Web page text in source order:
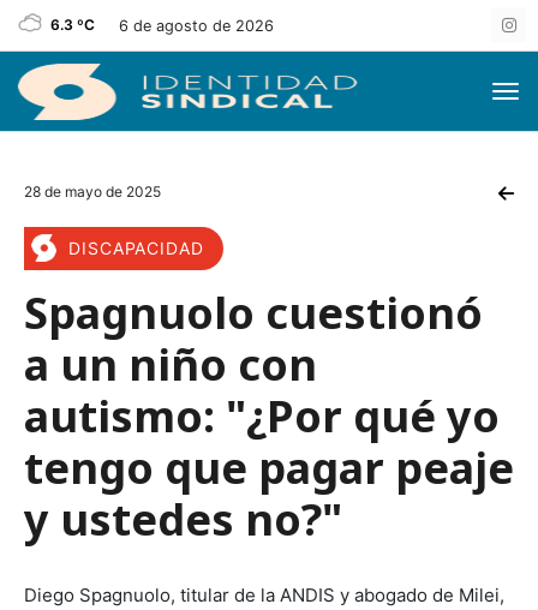
6.3 ºC 6 de agosto de 2026
28 de mayo de 2025
DISCAPACIDAD
Spagnuolo cuestionó
a un niño con
autismo: "¿Por qué yo
tengo que pagar peaje
y ustedes no?"
Diego Spagnuolo, titular de la ANDIS y abogado de Milei,